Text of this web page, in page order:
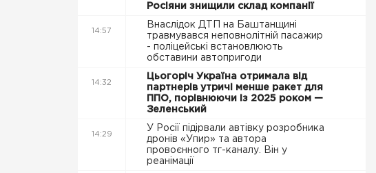
Росіяни знищили склад компанії
14:57
Внаслідок ДТП на Баштанщині
травмувався неповнолітній пасажир
- поліцейські встановлюють
обставини автопригоди
14:32
Цьогоріч Україна отримала від
партнерів утричі менше ракет для
ППО, порівнюючи із 2025 роком —
Зеленський
14:29
У Росії підірвали автівку розробника
дронів «Упир» та автора
провоєнного тг-каналу. Він у
реанімації